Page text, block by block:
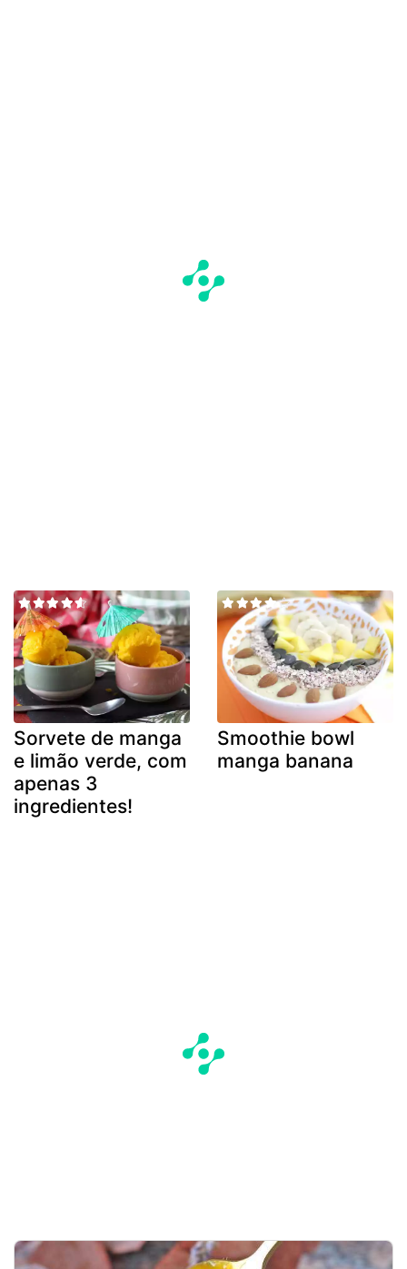
Sorvete de manga
e limão verde, com
apenas 3
ingredientes!
Smoothie bowl
manga banana